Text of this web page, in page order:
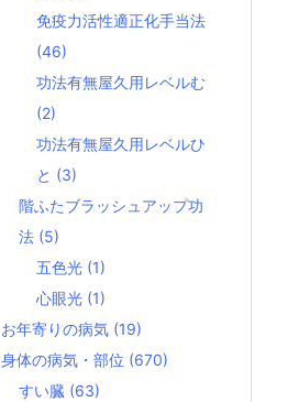
免疫力活性適正化手当法
(46)
功法有無屋久用レベルむ
(2)
功法有無屋久用レベルひ
と (3)
階ふたブラッシュアップ功
法 (5)
五色光 (1)
心眼光 (1)
お年寄りの病気 (19)
身体の病気・部位 (670)
すい臓 (63)